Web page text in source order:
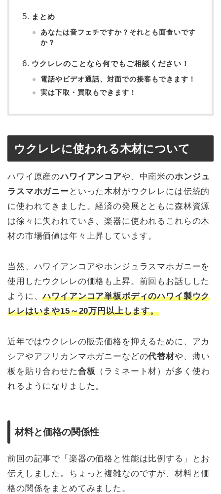
まとめ
あなたは音フェチですか？それとも面食いです
か？
ウクレレのことなら何でもご相談ください！
電話やビデオ通話、対面での接客もできます！
実は下取・買取もできます！
ウクレレに使われる木材について
ハワイ原産のハワイアンコアや、中南米のホンジュ
ラスマホガニー といった木材がウクレレには伝統的
に使われてきました。経済の発展とともに森林資源
は徐々に失われていき、楽器に使われるこれらの木
材の市場価値は年々上昇しています。
当然、ハワイアンコアやホンジュラスマホガニーを
使用したウクレレの価格も上昇。前回もお話しした
ように、ハワイアンコア単板ボディのハワイ製ウク
レレはいまや15～20万円以上します。
近年ではウクレレの販売価格を抑えるために、アカ
シアやアフリカンマホガニーなどの代替材や、薄い
板を貼り合わせた合板 （ラミネート材）が多く使わ
れるようになりました。
材料と価格の関係性
前回の記事で「楽器の価格と性能は比例する」とお
伝えしました。ちょっと複雑なのですが、材料と価
格の関係をまとめてみました。